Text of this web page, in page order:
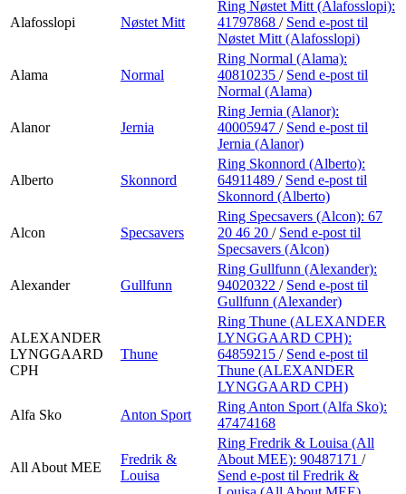
Alafosslopi Nøstet Mitt
Ring Nøstet Mitt (Alafosslopi):
41797868 / Send e-post til
Nøstet Mitt (Alafosslopi)
Alama Normal
Ring Normal (Alama):
40810235 / Send e-post til
Normal (Alama)
Alanor Jernia
Ring Jernia (Alanor):
40005947 / Send e-post til
Jernia (Alanor)
Alberto Skonnord
Ring Skonnord (Alberto):
64911489 / Send e-post til
Skonnord (Alberto)
Alcon Specsavers
Ring Specsavers (Alcon): 67
20 46 20 / Send e-post til
Specsavers (Alcon)
Alexander Gullfunn
Ring Gullfunn (Alexander):
94020322 / Send e-post til
Gullfunn (Alexander)
ALEXANDER
LYNGGAARD
CPH
Thune
Ring Thune (ALEXANDER
LYNGGAARD CPH):
64859215 / Send e-post til
Thune (ALEXANDER
LYNGGAARD CPH)
Alfa Sko
Anton Sport
Ring Anton Sport (Alfa Sko):
47474168
All About MEE
Fredrik &
Louisa
Ring Fredrik & Louisa (All
About MEE): 90487171 /
Send e-post til Fredrik &